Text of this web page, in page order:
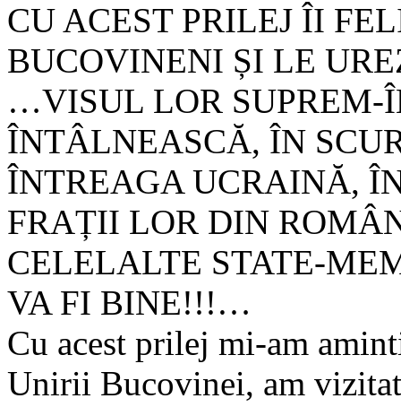
CU ACEST PRILEJ ÎI
BUCOVINENI ȘI LE
…VISUL LOR SUPREM-
ÎNTÂLNEASCĂ, ÎN
ÎNTREAGA UCRAINĂ,
FRAȚII LOR DIN
CELELALTE STATE-
VA FI BINE!!!…
Cu acest prilej mi-am
Unirii Bucovinei, am